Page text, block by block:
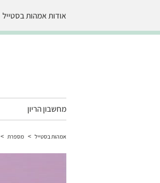
אודות אמהות בסטייל
מחשבון הריון
אמהות בסטייל > מספרת >